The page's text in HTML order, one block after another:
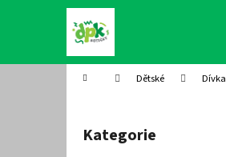
Domů Dětské Dívka
Přeskočit
kategorie
Kategorie
í
Zpět
do
Zpět
do